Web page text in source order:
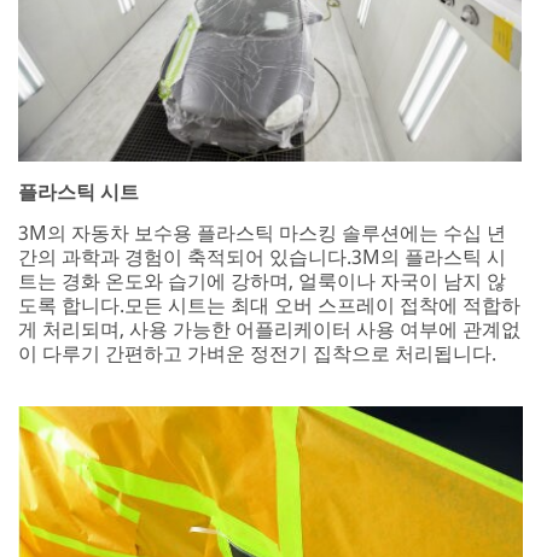
플라스틱 시트
3M의 자동차 보수용 플라스틱 마스킹 솔루션에는 수십 년
간의 과학과 경험이 축적되어 있습니다.3M의 플라스틱 시
트는 경화 온도와 습기에 강하며, 얼룩이나 자국이 남지 않
도록 합니다.모든 시트는 최대 오버 스프레이 접착에 적합하
게 처리되며, 사용 가능한 어플리케이터 사용 여부에 관계없
이 다루기 간편하고 가벼운 정전기 집착으로 처리됩니다.